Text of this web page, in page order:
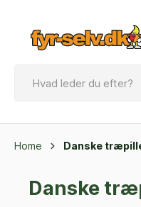
Home Danske
Danske